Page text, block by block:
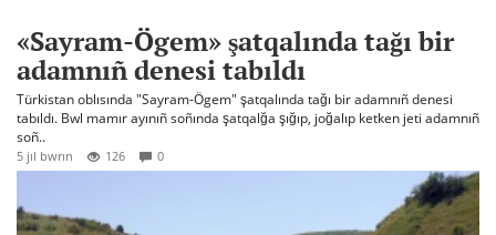
«Sayram-Ögem» şatqalında tağı bir
adamnıñ denesi tabıldı
Türkistan oblısında "Sayram-Ögem" şatqalında tağı bir adamnıñ denesi
tabıldı. Bwl mamır ayınıñ soñında şatqalğa şığıp, joğalıp ketken jeti adamnıñ
soñ..
5 jıl bwrın 126 0